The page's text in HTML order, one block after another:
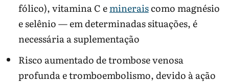
fólico), vitamina C emineraiscomo magnésio
e selênio — em determinadas situações, é
necessária a suplementação
Risco aumentado de trombose venosa
profunda e tromboembolismo, devido à ação